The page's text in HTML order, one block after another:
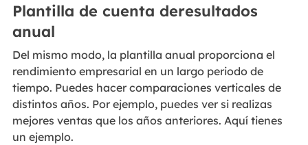
Plantilla de cuenta deresultados
anual
Del mismo modo, la plantilla anual proporciona el
rendimiento empresarial en un largo periodo de
tiempo. Puedes hacer comparaciones verticales de
distintos años. Por ejemplo, puedes ver si realizas
mejores ventas que los años anteriores. Aquí tienes
un ejemplo.